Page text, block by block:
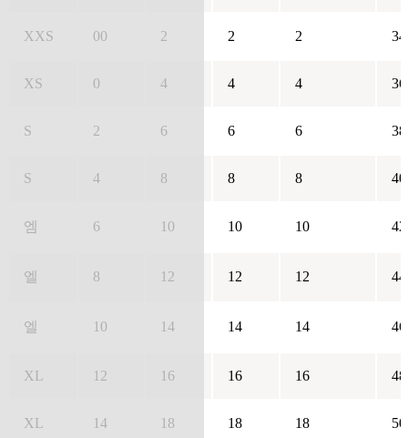
XXS 00 2 2 2 34
XS 0 4 4 4 36
S 2 6 6 6 38
S 4 8 8 8 40
엠 6 10 10 10 42
엘 8 12 12 12 44
엘 10 14 14 14 46
XL 12 16 16 16 48
XL 14 18 18 18 50